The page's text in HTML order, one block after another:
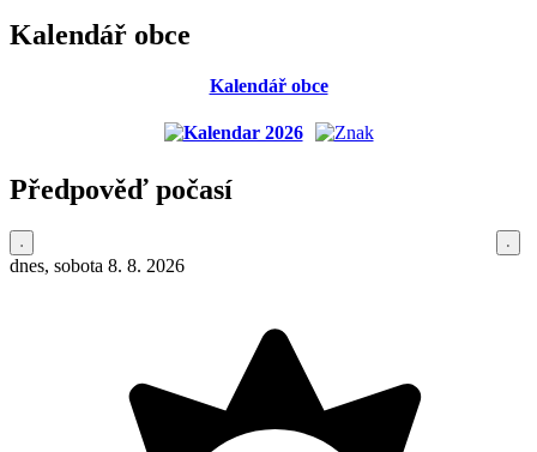
Kalendář obce
Kalendář obce
Předpověď počasí
dnes, sobota 8. 8. 2026